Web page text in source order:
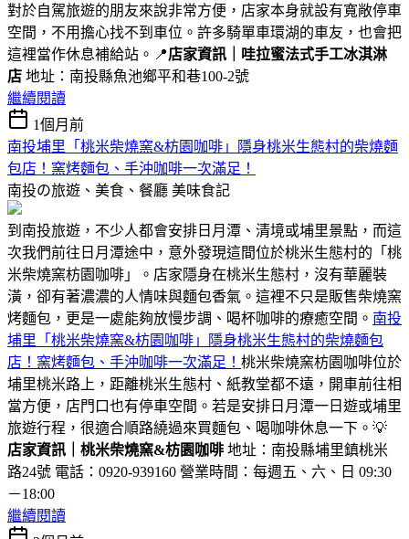
對於自駕旅遊的朋友來說非常方便，店家本身就設有寬敞停車
空間，不用擔心找不到車位。許多騎單車環湖的車友，也會把
這裡當作休息補給站。📍店家資訊｜哇拉蜜法式手工冰淇淋
店 地址：南投縣魚池鄉平和巷100-2號
繼續閱讀
1個月前
南投埔里「桃米柴燒窯&枋園咖啡」隱身桃米生態村的柴燒麵
包店！窯烤麵包、手沖咖啡一次滿足！
南投の旅遊、美食、餐廳 美味食記
到南投旅遊，不少人都會安排日月潭、清境或埔里景點，而這
次我們前往日月潭途中，意外發現這間位於桃米生態村的「桃
米柴燒窯枋園咖啡」。店家隱身在桃米生態村，沒有華麗裝
潢，卻有著濃濃的人情味與麵包香氣。這裡不只是販售柴燒窯
烤麵包，更是一處能夠放慢步調、喝杯咖啡的療癒空間。 南投
埔里「桃米柴燒窯&枋園咖啡」隱身桃米生態村的柴燒麵包
店！窯烤麵包、手沖咖啡一次滿足！ 桃米柴燒窯枋園咖啡位於
埔里桃米路上，距離桃米生態村、紙教堂都不遠，開車前往相
當方便，店門口也有停車空間。若是安排日月潭一日遊或埔里
旅遊行程，很適合順路繞過來買麵包、喝咖啡休息一下。💡
店家資訊｜桃米柴燒窯&枋園咖啡 地址：南投縣埔里鎮桃米
路24號 電話：0920-939160 營業時間：每週五、六、日 09:30
－18:00
繼續閱讀